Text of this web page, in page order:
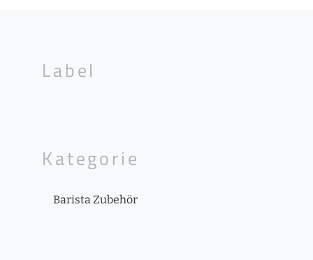
Label
Kategorie
Barista Zubehör